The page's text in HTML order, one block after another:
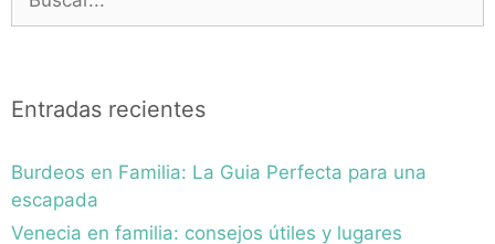
Entradas recientes
Burdeos en Familia: La Guia Perfecta para una
escapada
Venecia en familia: consejos útiles y lugares